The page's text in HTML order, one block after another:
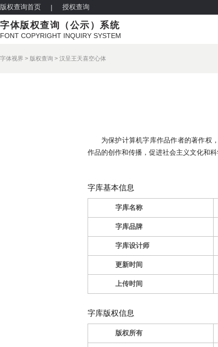
版权查询首页 | 授权查询
字体版权查询（公示）系统
FONT COPYRIGHT INQUIRY SYSTEM
字体视界 > 版权查询 > 汉呈王天喜空心体
为保护计算机字库作品作者的著作权
作品的创作和传播，促进社会主义文化和
字库基本信息
字库名称
字库品牌
字库设计师
更新时间
上传时间
字库版权信息
版权所有